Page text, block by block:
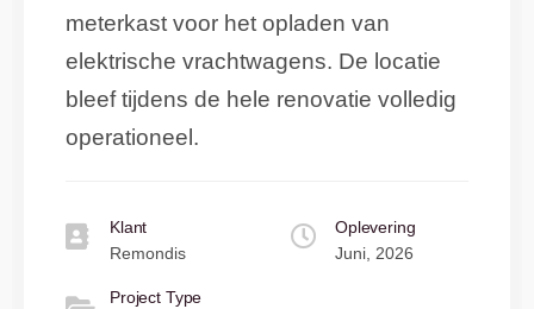
meterkast voor het opladen van
elektrische vrachtwagens. De locatie
bleef tijdens de hele renovatie volledig
operationeel.
Klant
Remondis
Oplevering
Juni, 2026
Project Type